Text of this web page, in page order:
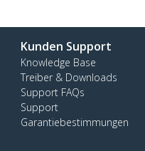
Kunden Support
Knowledge Base
Treiber & Downloads
Support FAQs
Support
Garantiebestimmungen